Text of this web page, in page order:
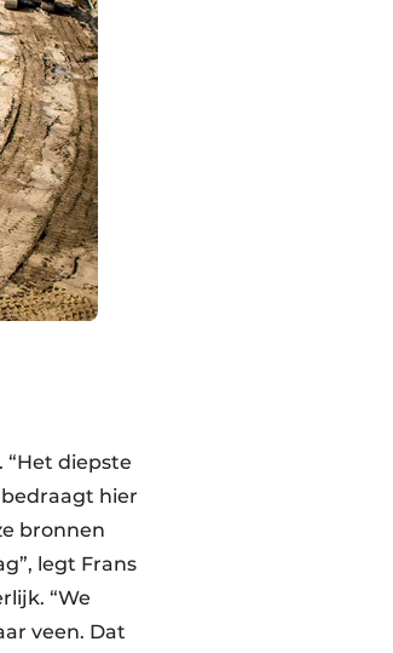
diepste
hier
bronnen
legt Frans
“We
veen. Dat